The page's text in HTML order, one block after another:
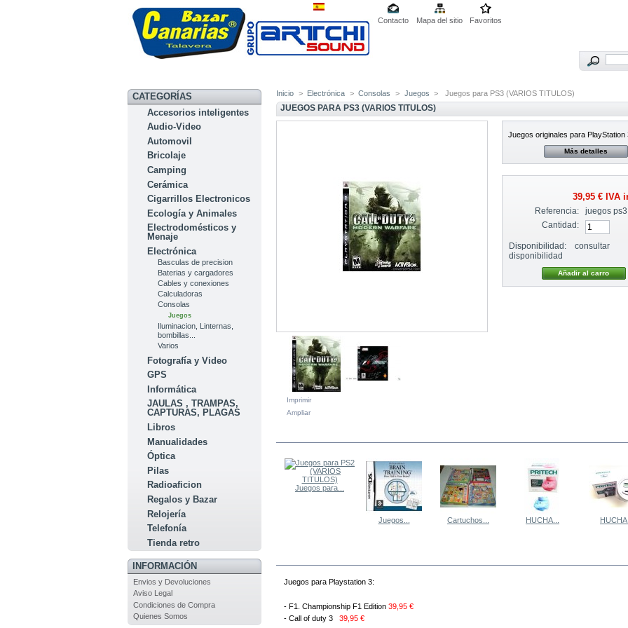
Contacto Mapa del sitio
Favoritos
CATEGORÍAS
Accesorios inteligentes
Audio-Video
Automovil
Bricolaje
Camping
Cerámica
Cigarrillos Electronicos
Ecología y Animales
Electrodomésticos y
Menaje
Electrónica
Basculas de precision
Baterias y cargadores
Cables y conexiones
Calculadoras
Consolas
Juegos
Iluminacion, Linternas,
bombillas...
Varios
Fotografía y Video
GPS
Informática
JAULAS , TRAMPAS,
CAPTURAS, PLAGAS
Libros
Manualidades
Óptica
Pilas
Radioaficion
Regalos y Bazar
Relojería
Telefonía
Tienda retro
INFORMACIÓN
Envios y Devoluciones
Aviso Legal
Condiciones de Compra
Quienes Somos
Inicio > Electrónica > Consolas > Juegos > Juegos para PS3 (VARIOS TITULOS)
JUEGOS PARA PS3 (VARIOS TITULOS)
Imprimir
Ampliar
Juegos originales para PlayStation
Más detalles
39,95 €IVA
Referencia:
juegos ps3
Cantidad:
Disponibilidad:
consultar
disponibilidad
Juegos para...
Juegos... Cartuchos... HUCHA...
Juegos para Playstation 3:
- F1. Championship F1 Edition 39 95 €
- Call of duty 3 39 ,95 €